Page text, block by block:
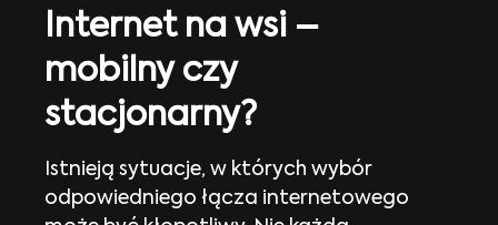
Internet na wsi –
mobilny czy
stacjonarny?
Istnieją sytuacje, w których wybór
odpowiedniego łącza internetowego